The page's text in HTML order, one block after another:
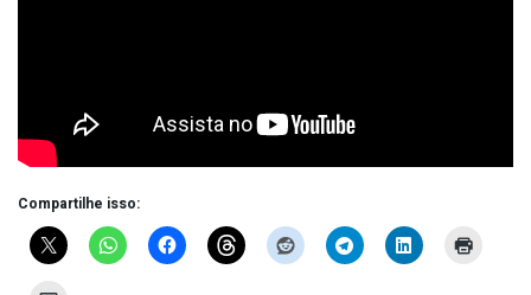
Compartilhe isso: